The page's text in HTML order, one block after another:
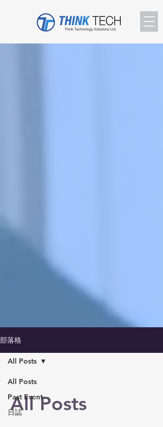
部落格
All Posts
Past Event
日誌
All Posts
All Posts